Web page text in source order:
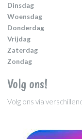
Dinsdag
Woensdag
Donderdag
Vrijdag
Zaterdag
Zondag
Volg ons!
Volg ons via